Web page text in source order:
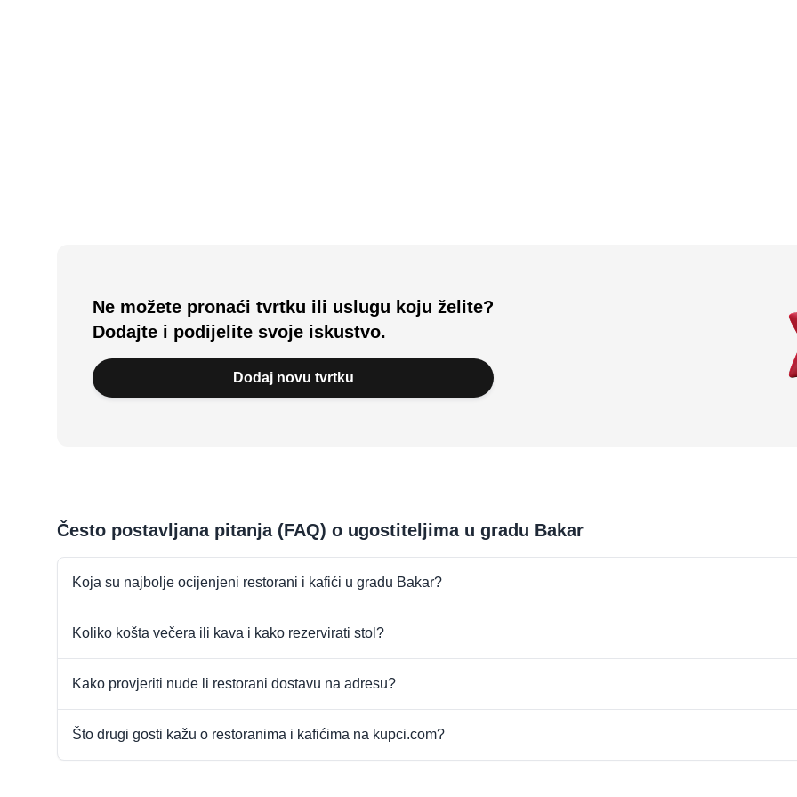
Ne možete pronaći tvrtku ili uslugu koju želite?
Dodajte i podijelite svoje iskustvo.
Dodaj novu tvrtku
Često postavljana pitanja (FAQ) o ugostiteljima u gradu Bakar
Koja su najbolje ocijenjeni restorani i kafići u gradu Bakar?
Koliko košta večera ili kava i kako rezervirati stol?
Kako provjeriti nude li restorani dostavu na adresu?
Što drugi gosti kažu o restoranima i kafićima na kupci.com?